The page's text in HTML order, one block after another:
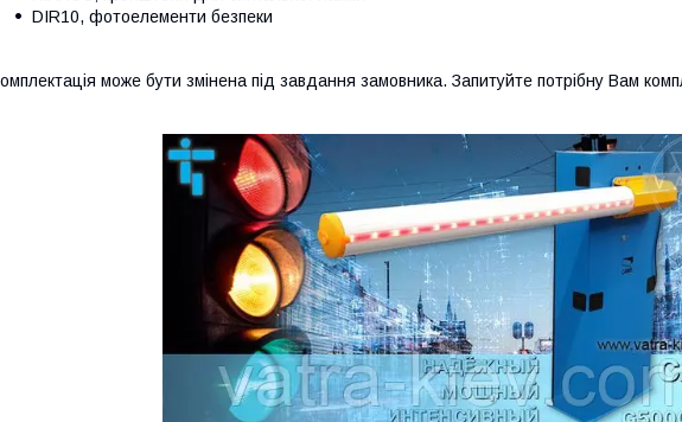
DIR10, фотоелементи безпеки
може бути змінена під завдання замовника. Запитуйте потрібну Вам